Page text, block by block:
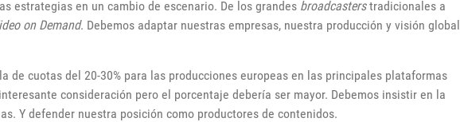
estrategias en un cambio de escenario. De los grandes broadcasterstradicionales a
on Demand. Debemos adaptar nuestras empresas, nuestra producción y visión global
de cuotas del 20-30% para las producciones europeas en las principales plataformas
consideración pero el porcentaje debería ser mayor. Debemos insistir en la
Y defender nuestra posición como productores de contenidos.